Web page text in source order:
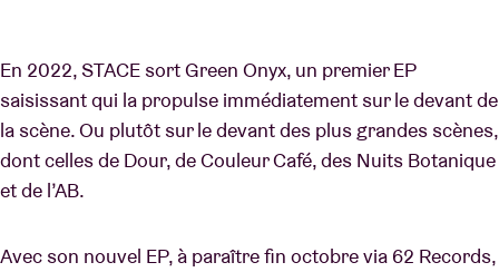
En 2022, STACE sort Green Onyx, un premier EP
saisissant qui la propulse immédiatement sur le devant de
la scène. Ou plutôt sur le devant des plus grandes scènes,
dont celles de Dour, de Couleur Café, des Nuits Botanique
et de l’AB.
Avec son nouvel EP, à paraître fin octobre via 62 Records,